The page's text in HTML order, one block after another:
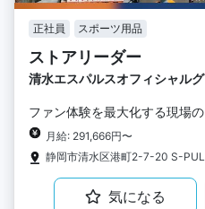
正社員 スポーツ用品
ストアリーダー
清水エスパルスオフィシャル
ファン体験を最大化する現場
月給: 291,666円〜
静岡市清水区港町2-7-20 S-
気になる